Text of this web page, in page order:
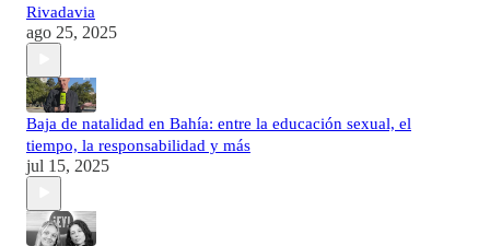
Rivadavia
ago 25, 2025
Baja de natalidad en Bahía: entre la educación sexual, el
tiempo, la responsabilidad y más
jul 15, 2025